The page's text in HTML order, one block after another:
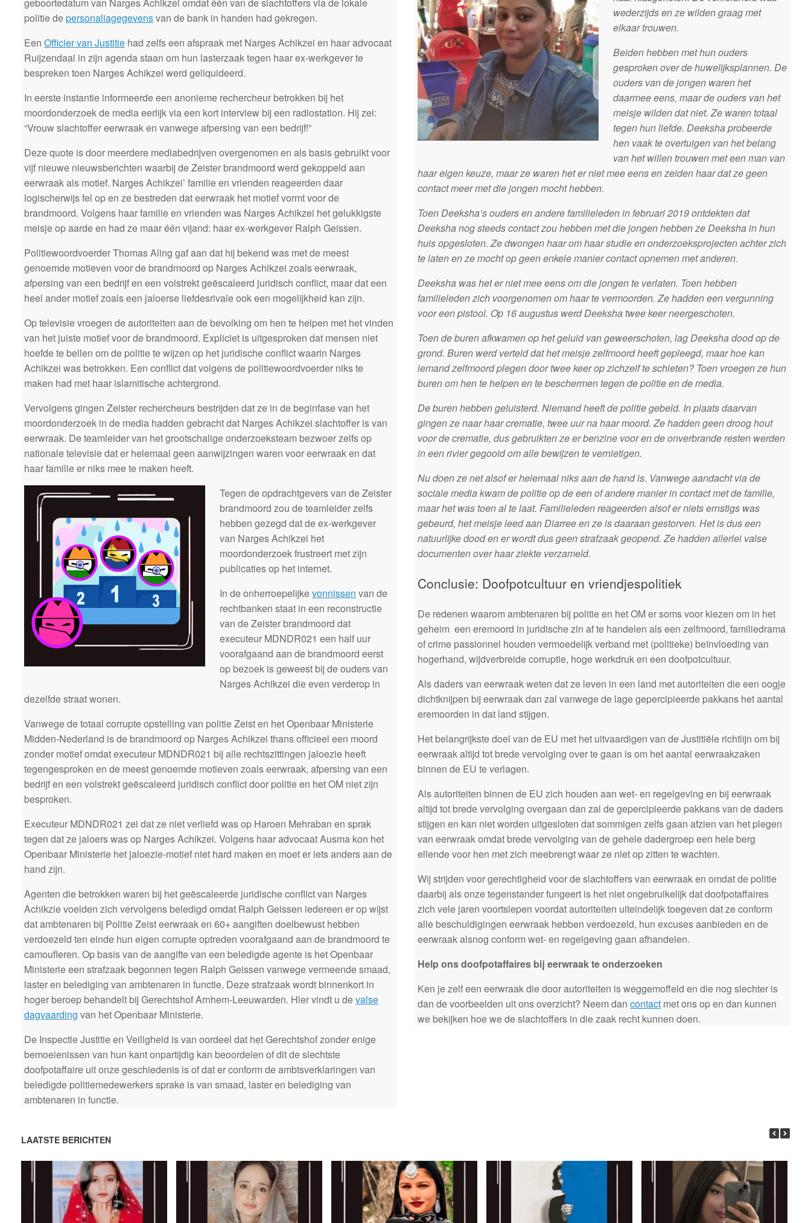
politie depersonaliagegevensvan de bank in handen had gekregen.
Een Officier van Justitie had zelfs een afspraak met Narges Achikzei en haar advocaat
Ruijzendaal in zijn agenda staan om hun lasterzaak tegen haar ex-werkgever te
bespreken toen Narges Achikzei werd geliquideerd.
In eerste instantie informeerde een anonieme rechercheur betrokken bij het
moordonderzoek de media eerlijk via een kort interview bij een radiostation. Hij zei:
“Vrouw slachtoffer eerwraak en vanwege afpersing van een bedrijf!”
Deze quote is door meerdere mediabedrijven overgenomen en als basis gebruikt voor
vijf nieuwe nieuwsberichten waarbij de Zeister brandmoord werd gekoppeld aan
eerwraak als motief. Narges Achikzei’ familie en vrienden reageerden daar
logischerwijs fel op en ze bestreden dat eerwraak het motief vormt voor de
brandmoord. Volgens haar familie en vrienden was Narges Achikzei het gelukkigste
meisje op aarde en had ze maar één vijand: haar ex-werkgever Ralph Geissen.
Politiewoordvoerder Thomas Aling gaf aan dat hij bekend was met de meest
genoemde motieven voor de brandmoord op Narges Achikzei zoals eerwraak,
afpersing van een bedrijf en een volstrekt geëscaleerd juridisch conflict, maar dat een
heel ander motief zoals een jaloerse liefdesrivale ook een mogelijkheid kan zijn.
Op televisie vroegen de autoriteiten aan de bevolking om hen te helpen met het vinden
van het juiste motief voor de brandmoord. Expliciet is uitgesproken dat mensen niet
hoefde te bellen om de politie te wijzen op het juridische conflict waarin Narges
Achikzei was betrokken. Een conflict dat volgens de politiewoordvoerder niks te
maken had met haar islamitische achtergrond.
Vervolgens gingen Zeister rechercheurs bestrijden dat ze in de beginfase van het
moordonderzoek in de media hadden gebracht dat Narges Achikzei slachtoffer is van
eerwraak. De teamleider van het grootschalige onderzoeksteam bezwoer zelfs op
nationale televisie dat er helemaal geen aanwijzingen waren voor eerwraak en dat
haar familie er niks mee te maken heeft.
Tegen de opdrachtgevers van de Zeister
brandmoord zou de teamleider zelfs
hebben gezegd dat de ex-werkgever
van Narges Achikzei het
moordonderzoek frustreert met zijn
publicaties op het internet.
In de onherroepelijkevonnissen van de
rechtbanken staat in een reconstructie
van de Zeister brandmoord dat
executeur MDNDR021 een half uur
voorafgaand aan de brandmoord eerst
op bezoek is geweest bij de ouders van
Narges Achikzei die even verderop in
dezelfde straat wonen.
Vanwege de totaal corrupte opstelling van politie Zeist en het Openbaar Ministerie
Midden-Nederland is de brandmoord op Narges Achikzei thans officieel een moord
zonder motief omdat executeur MDNDR021 bij alle rechtszittingen jaloezie heeft
tegengesproken en de meest genoemde motieven zoals eerwraak, afpersing van een
bedrijf en een volstrekt geëscaleerd juridisch conflict door politie en het OM niet zijn
besproken.
Executeur MDNDR021 zei dat ze niet verliefd was op Haroen Mehraban en sprak
tegen dat ze jaloers was op Narges Achikzei. Volgens haar advocaat Ausma kon het
Openbaar Ministerie het jaloezie-motief niet hard maken en moet er iets anders aan de
hand zijn.
Agenten die betrokken waren bij het geëscaleerde juridische conflict van Narges
Achikzie voelden zich vervolgens beledigd omdat Ralph Geissen iedereen er op wijst
dat ambtenaren bij Politie Zeist eerwraak en 60+ aangiften doelbewust hebben
verdoezeld ten einde hun eigen corrupte optreden voorafgaand aan de brandmoord te
camoufleren. Op basis van de aangifte van een beledigde agente is het Openbaar
Ministerie een strafzaak begonnen tegen Ralph Geissen vanwege vermeende smaad,
laster en belediging van ambtenaren in functie. Deze strafzaak wordt binnenkort in
hoger beroep behandelt bij Gerechtshof Arnhem-Leeuwarden. Hier vindt u devalse
dagvaarding van het Openbaar Ministerie.
De Inspectie Justitie en Veiligheid is van oordeel dat het Gerechtshof zonder enige
bemoeienissen van hun kant onpartijdig kan beoordelen of dit de slechtste
doofpotaffaire uit onze geschiedenis is of dat er conform de ambtsverklaringen van
beledigde politiemedewerkers sprake is van smaad, laster en belediging van
ambtenaren in functie.
wederzijds en ze wilden graag met
elkaar trouwen.
Beiden hebben met hun ouders
gesproken over de huwelijksplannen. De
ouders van de jongen waren het
daarmee eens, maar de ouders van het
meisje wilden dat niet. Ze waren totaal
tegen hun liefde. Deeksha probeerde
hen vaak te overtuigen van het belang
van het willen trouwen met een man van
haar eigen keuze, maar ze waren het er niet mee eens en zeiden haar dat ze geen
contact meer met die jongen mocht hebben.
Toen Deeksha’s ouders en andere familieleden in februari 2019 ontdekten dat
Deeksha nog steeds contact zou hebben met die jongen hebben ze Deeksha in hun
huis opgesloten. Ze dwongen haar om haar studie en onderzoeksprojecten achter zich
te laten en ze mocht op geen enkele manier contact opnemen met anderen.
Deeksha was het er niet mee eens om die jongen te verlaten. Toen hebben
familieleden zich voorgenomen om haar te vermoorden. Ze hadden een vergunning
voor een pistool. Op 16 augustus werd Deeksha twee keer neergeschoten.
Toen de buren afkwamen op het geluid van geweerschoten, lag Deeksha dood op de
grond. Buren werd verteld dat het meisje zelfmoord heeft gepleegd, maar hoe kan
iemand zelfmoord plegen door twee keer op zichzelf te schieten? Toen vroegen ze hun
buren om hen te helpen en te beschermen tegen de politie en de media.
De buren hebben geluisterd. Niemand heeft de politie gebeld. In plaats daarvan
gingen ze naar haar crematie, twee uur na haar moord. Ze hadden geen droog hout
voor de crematie, dus gebruikten ze er benzine voor en de onverbrande resten werden
in een rivier gegooid om alle bewijzen te vernietigen.
Nu doen ze net alsof er helemaal niks aan de hand is. Vanwege aandacht via de
sociale media kwam de politie op de een of andere manier in contact met de familie,
maar het was toen al te laat. Familieleden reageerden alsof er niets ernstigs was
gebeurd, het meisje leed aan Diarree en ze is daaraan gestorven. Het is dus een
natuurlijke dood en er wordt dus geen strafzaak geopend. Ze hadden allerlei valse
documenten over haar ziekte verzameld.
Conclusie: Doofpotcultuur en vriendjespolitiek
De redenen waarom ambtenaren bij politie en het OM er soms voor kiezen om in het
geheim een eremoord in juridische zin af te handelen als een zelfmoord, familiedrama
of crime passionnel houden vermoedelijk verband met (politieke) beïnvloeding van
hogerhand, wijdverbreide corruptie, hoge werkdruk en een doofpotcultuur.
Als daders van eerwraak weten dat ze leven in een land met autoriteiten die een oogje
dichtknijpen bij eerwraak dan zal vanwege de lage gepercipieerde pakkans het aantal
eremoorden in dat land stijgen.
Het belangrijkste doel van de EU met het uitvaardigen van de Justitiële richtlijn om bij
eerwraak altijd tot brede vervolging over te gaan is om het aantal eerwraakzaken
binnen de EU te verlagen.
Als autoriteiten binnen de EU zich houden aan wet- en regelgeving en bij eerwraak
altijd tot brede vervolging overgaan dan zal de gepercipieerde pakkans van de daders
stijgen en kan niet worden uitgesloten dat sommigen zelfs gaan afzien van het plegen
van eerwraak omdat brede vervolging van de gehele dadergroep een hele berg
ellende voor hen met zich meebrengt waar ze niet op zitten te wachten.
Wij strijden voor gerechtigheid voor de slachtoffers van eerwraak en omdat de politie
daarbij als onze tegenstander fungeert is het niet ongebruikelijk dat doofpotaffaires
zich vele jaren voortslepen voordat autoriteiten uiteindelijk toegeven dat ze conform
alle beschuldigingen eerwraak hebben verdoezeld, hun excuses aanbieden en de
eerwraak alsnog conform wet- en regelgeving gaan afhandelen.
Help ons doofpotaffaires bij eerwraak te onderzoeken
Ken je zelf een eerwraak die door autoriteiten is weggemoffeld en die nog slechter is
dan de voorbeelden uit ons overzicht? Neem dan contact met ons op en dan kunnen
we bekijken hoe we de slachtoffers in die zaak recht kunnen doen.
LAATSTE BERICHTEN